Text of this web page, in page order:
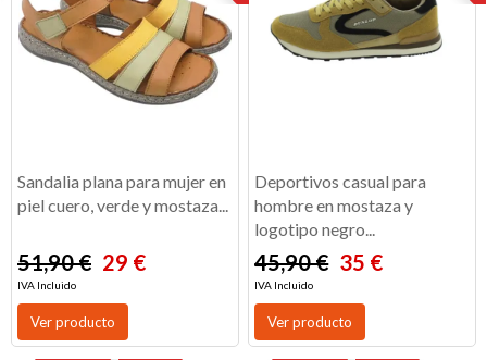
Sandalia plana para mujer en
piel cuero, verde y mostaza...
51,90 € 29 €
IVA Incluido
Ver producto
Deportivos casual para
hombre en mostaza y
logotipo negro...
45,90 € 35 €
IVA Incluido
Ver producto